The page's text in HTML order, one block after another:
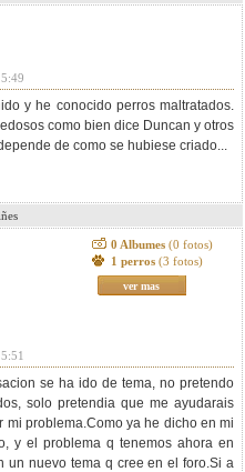
y he conocido perros maltratados.
como bien dice Duncan y otros
de como se hubiese criado...
0 Albumes (0 fotos)
1 perros (3 fotos)
ver mas
se ha ido de tema, no pretendo
solo pretendia que me ayudarais
problema.Como ya he dicho en mi
y el problema q tenemos ahora en
un nuevo tema q cree en el foro.Si a